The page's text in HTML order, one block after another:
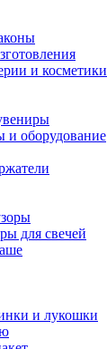
и косметики
и оборудование
для свечей
и лукошки